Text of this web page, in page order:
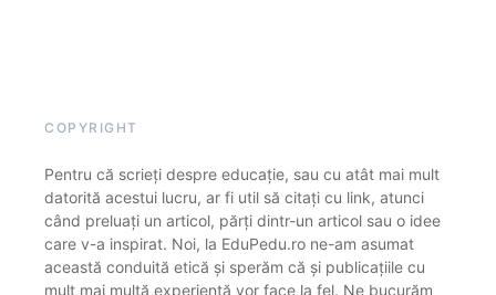
COPYRIGHT
Pentru că scrieți despre educație, sau cu atât mai mult
datorită acestui lucru, ar fi util să citați cu link, atunci
când preluați un articol, părți dintr-un articol sau o idee
care v-a inspirat. Noi, la EduPedu.ro ne-am asumat
această conduită etică și sperăm că și publicațiile cu
mult mai multă experiență vor face la fel. Ne bucurăm